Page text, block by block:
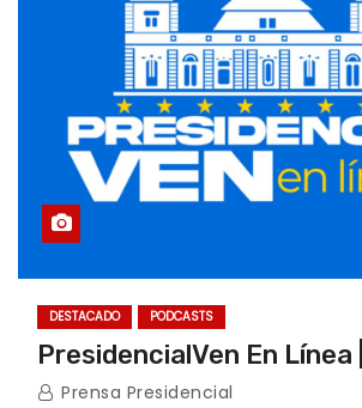
DESTACADO PODCASTS
PresidencialVen En Línea
Prensa Presidencial